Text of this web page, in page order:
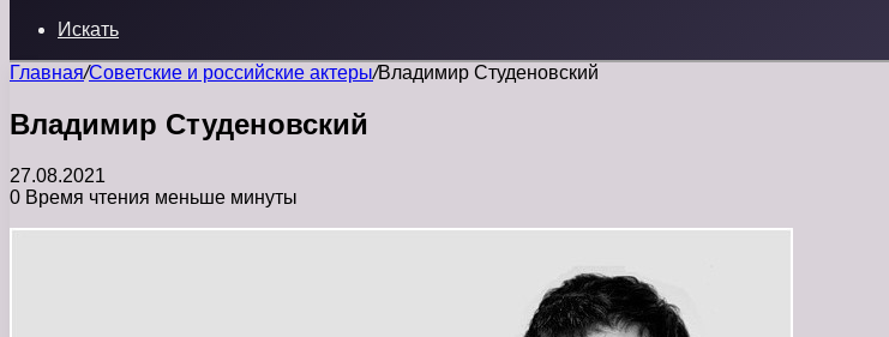
Искать
Главная/Советские и российские актеры/Владимир Студеновский
Владимир Студеновский
27.08.2021
0 Время чтения меньше минуты